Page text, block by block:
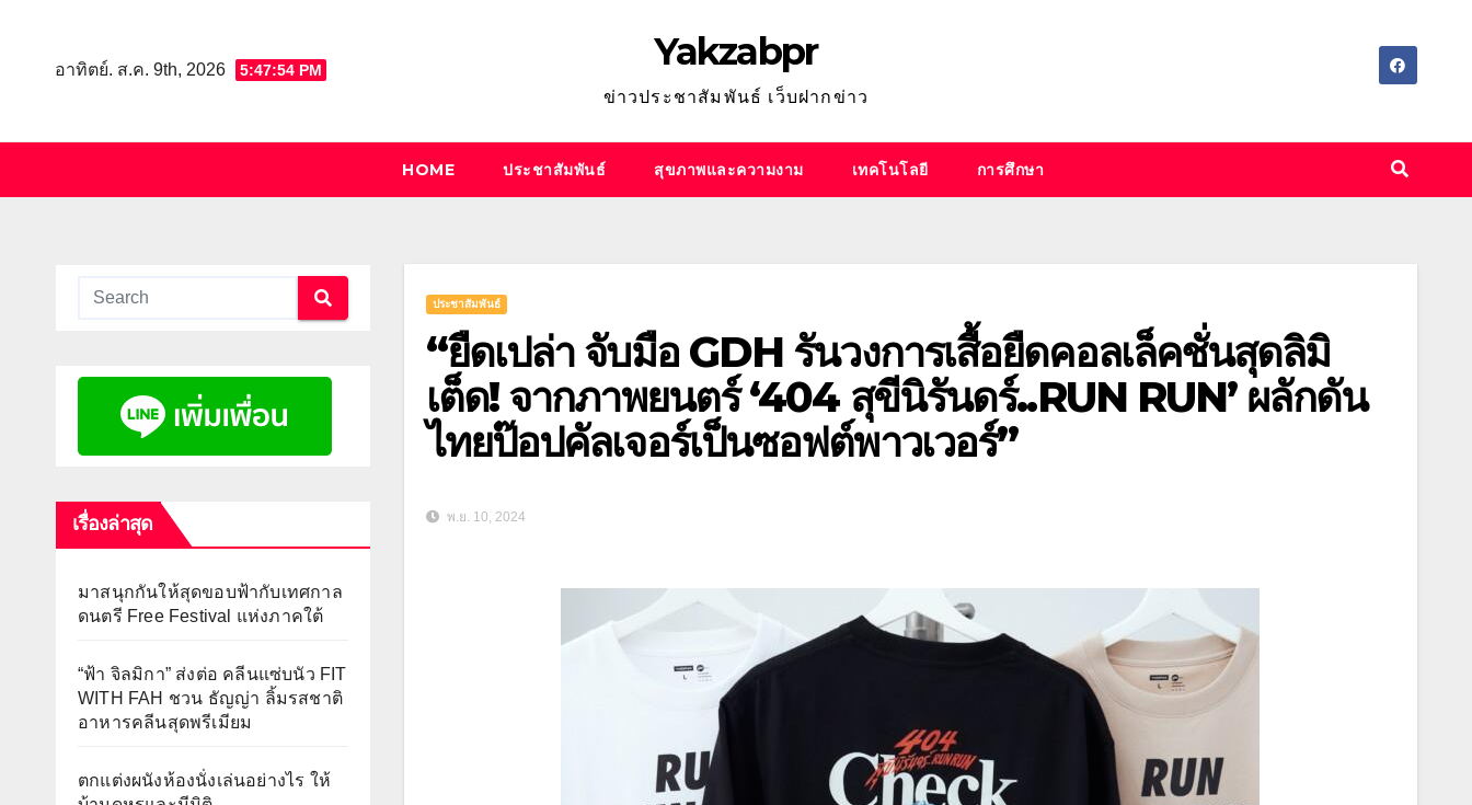
อาทิตย์. ส.ค. 9th, 2026 5:47:55 PM Yakzabpr
ข่าวประชาสัมพันธ์ เว็บฝากข่าว
HOME ประชาสัมพันธ์ สุขภาพและความงาม เทคโนโลยี การศึกษา
เรื่องล่าสุด
มาสนุกกันให้สุดขอบฟ้ากับเทศกาล
ดนตรี Free Festival แห่งภาคใต้
“ฟ้า จิลมิกา” ส่งต่อ คลีนแซ่บนัว FIT
WITH FAH ชวน ธัญญ่า ลิ้มรสชาติ
อาหารคลีนสุดพรีเมียม
ตกแต่งผนังห้องนั่งเล่นอย่างไร ให้
ประชาสัมพันธ์
“ยืดเปล่า จับมือ GDH รันวงการเสื้อยืดคอลเล็คชั่นสุดลิมิ
เต็ด! จากภาพยนตร์ ‘404 สุขีนิรันดร์..RUN RUN’ ผลักดัน
ไทยป๊อปคัลเจอร์เป็นซอฟต์พาวเวอร์”
พ.ย. 10, 2024